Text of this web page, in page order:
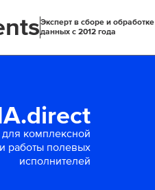
Эксперт в сборе и обработке
данных с 2012 года
комплексной
работы полевых
исполнителей